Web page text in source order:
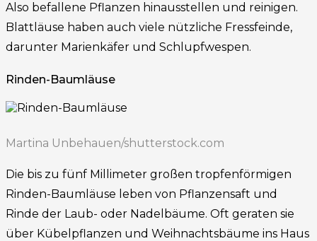
Also befallene Pflanzen hinausstellen und reinigen.
Blattläuse haben auch viele nützliche Fressfeinde,
darunter Marienkäfer und Schlupfwespen.
Rinden-Baumläuse
Martina Unbehauen/shutterstock.com
Die bis zu fünf Millimeter großen tropfenförmigen
Rinden-Baumläuse leben von Pflanzensaft und
Rinde der Laub- oder Nadelbäume. Oft geraten sie
über Kübelpflanzen und Weihnachtsbäume ins Haus